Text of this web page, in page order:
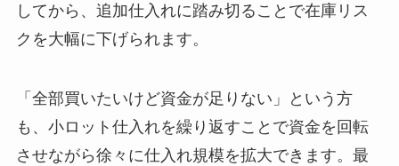
してから、追加仕入れに踏み切ることで在庫リス
クを大幅に下げられます。
「全部買いたいけど資金が足りない」という方
も、小ロット仕入れを繰り返すことで資金を回転
させながら徐々に仕入れ規模を拡大できます。最